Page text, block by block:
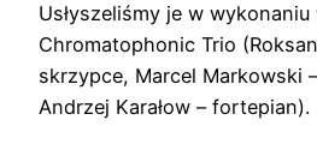
Usłyszeliśmy je w
Chromatophonic Trio
skrzypce, Marcel Markowski
Andrzej Karałow – fortepian).